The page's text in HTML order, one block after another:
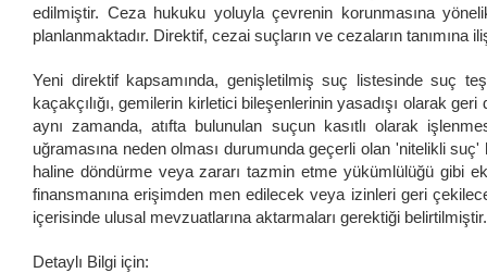
edilmiştir. Ceza hukuku yoluyla çevrenin korunmasına
planlanmaktadır. Direktif, cezai suçların ve cezaların tanımına
Yeni direktif kapsamında, genişletilmiş suç listesinde suç
kaçakçılığı, gemilerin kirletici bileşenlerinin yasadışı olarak
aynı zamanda, atıfta bulunulan suçun kasıtlı olarak
uğramasına neden olması durumunda geçerli olan 'nitelikli
haline döndürme veya zararı tazmin etme yükümlülüğü gibi
finansmanına erişimden men edilecek veya izinleri geri
içerisinde ulusal mevzuatlarına aktarmaları gerektiği belirtilmiştir.
Detaylı Bilgi için: